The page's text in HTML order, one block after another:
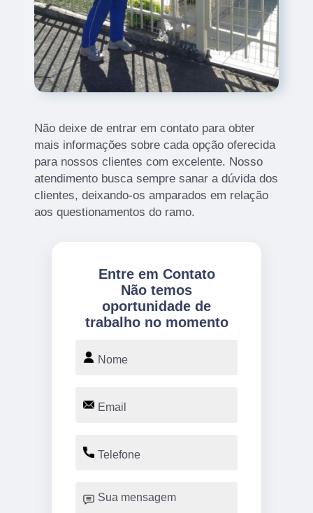
Não deixe de entrar em contato para obter
mais informações sobre cada opção oferecida
para nossos clientes com excelente. Nosso
atendimento busca sempre sanar a dúvida dos
clientes, deixando-os amparados em relação
aos questionamentos do ramo.
Entre em Contato
Não temos
oportunidade de
trabalho no momento